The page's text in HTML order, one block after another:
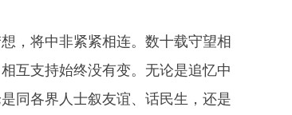
，将中非紧紧相连。数十载守望相
互支持始终没有变。无论是追忆中
同各界人士叙友谊、话民生，还是